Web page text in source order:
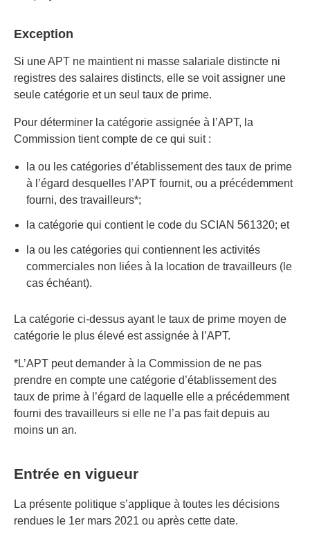
Exception
Si une APT ne maintient ni masse salariale distincte ni
registres des salaires distincts, elle se voit assigner une
seule catégorie et un seul taux de prime.
Pour déterminer la catégorie assignée à l’APT, la
Commission tient compte de ce qui suit :
la ou les catégories d’établissement des taux de prime
à l’égard desquelles l’APT fournit, ou a précédemment
fourni, des travailleurs*;
la catégorie qui contient le code du SCIAN 561320; et
la ou les catégories qui contiennent les activités
commerciales non liées à la location de travailleurs (le
cas échéant).
La catégorie ci-dessus ayant le taux de prime moyen de
catégorie le plus élevé est assignée à l’APT.
*L’APT peut demander à la Commission de ne pas
prendre en compte une catégorie d’établissement des
taux de prime à l’égard de laquelle elle a précédemment
fourni des travailleurs si elle ne l’a pas fait depuis au
moins un an.
Entrée en vigueur
La présente politique s’applique à toutes les décisions
rendues le 1er mars 2021 ou après cette date.